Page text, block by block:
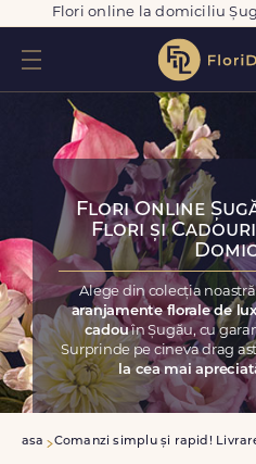
Flori online la domiciliu
Flori Online
Flori și
Alege din colecția
aranjamente florale de
cadouîn Șugău, cu
Surprinde pe cineva drag
la cea mai
Acasa Comanzi simplu și rapid!